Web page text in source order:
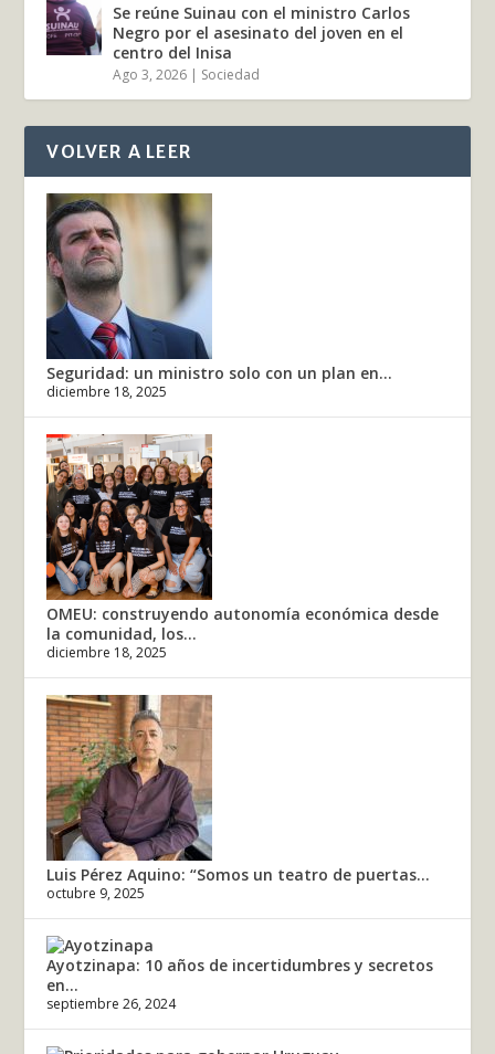
Se reúne Suinau con el ministro Carlos
Negro por el asesinato del joven en el
centro del Inisa
Ago 3, 2026 | Sociedad
VOLVER A LEER
Seguridad: un ministro solo con un plan en...
diciembre 18, 2025
OMEU: construyendo autonomía económica desde
la comunidad, los...
diciembre 18, 2025
Luis Pérez Aquino: “Somos un teatro de puertas...
octubre 9, 2025
Ayotzinapa: 10 años de incertidumbres y secretos
en...
septiembre 26, 2024